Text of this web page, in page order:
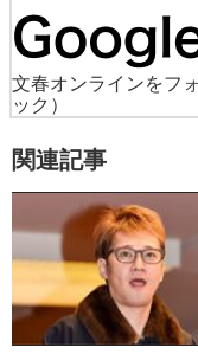
文春オンラインをフ
ック）
関連記事